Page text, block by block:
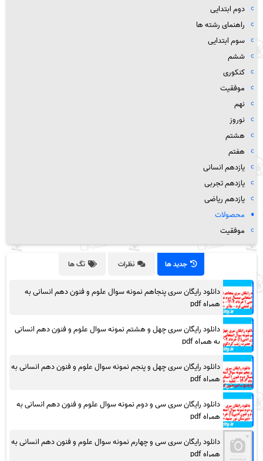
دوم ابتدایی
راهنمای رشته ها
سوم ابتدایی
ششم
کنکوری
موفقیت
نهم
نوروز
هشتم
هفتم
یازدهم انسانی
یازدهم تجربی
یازدهم ریاضی
محصولات
موفقیت
جدید ها نظرات تگ ها
دانلود رایگان سری پنجاهم نمونه سوال علوم و فنون دهم انسانی به
همراه pdf
دانلود رایگان سری چهل و هشتم نمونه سوال علوم و فنون دهم انسانی
به همراه pdf
دانلود رایگان سری چهل و پنجم نمونه سوال علوم و فنون دهم انسانی به
همراه pdf
دانلود رایگان سری سی و دوم نمونه سوال علوم و فنون دهم انسانی به
همراه pdf
دانلود رایگان سری سی و چهارم نمونه سوال علوم و فنون دهم انسانی به
همراه pdf